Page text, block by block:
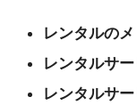
レンタルの
レンタルサ
レンタルサ